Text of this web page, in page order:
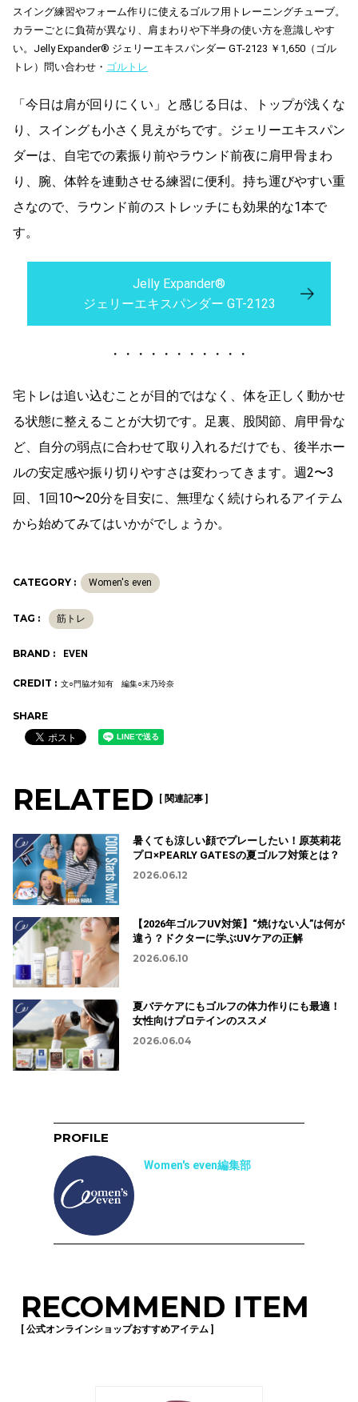
スイング練習やフォーム作りに使えるゴルフ用トレーニングチューブ。
カラーごとに負荷が異なり、肩まわりや下半身の使い方を意識しやす
い。Jelly Expander® ジェリーエキスパンダー GT-2123 ￥1,650（ゴル
トレ）問い合わせ・ ゴルトレ
「今日は肩が回りにくい」と感じる日は、トップが浅くな
り、スイングも小さく見えがちです。ジェリーエキスパン
ダーは、自宅での素振り前やラウンド前夜に肩甲骨まわ
り、腕、体幹を連動させる練習に便利。持ち運びやすい重
さなので、ラウンド前のストレッチにも効果的な1本で
す。
Jelly Expander®
ジェリーエキスパンダー GT-2123
・・・・・・・・・・・
宅トレは追い込むことが目的ではなく、体を正しく動かせ
る状態に整えることが大切です。足裏、股関節、肩甲骨な
ど、自分の弱点に合わせて取り入れるだけでも、後半ホー
ルの安定感や振り切りやすさは変わってきます。週2〜3
回、1回10〜20分を目安に、無理なく続けられるアイテム
から始めてみてはいかがでしょうか。
CATEGORY : Women's even
TAG : 筋トレ
BRAND : EVEN
CREDIT : 文○門脇才知有 編集○末乃玲奈
SHARE
RELATED [ 関連記事 ]
暑くても涼しい顔でプレーしたい！原英莉花
プロ×PEARLY GATESの夏ゴルフ対策とは？
2026.06.12
【2026年ゴルフUV対策】“焼けない人”は何が
違う？ドクターに学ぶUVケアの正解
2026.06.10
夏バテケアにもゴルフの体力作りにも最適！
女性向けプロテインのススメ
2026.06.04
PROFILE
Women's even編集部
RECOMMEND ITEM
[ 公式オンラインショップおすすめアイテム ]